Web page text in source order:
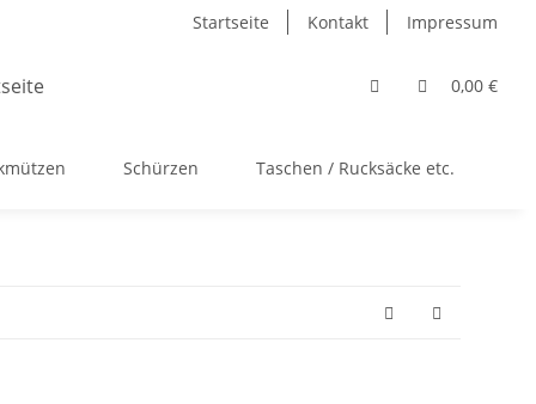
Startseite Kontakt Impressum
0,00 €
Schürzen Taschen / Rucksäcke etc.